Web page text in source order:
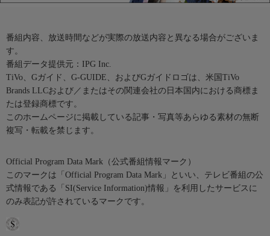
番組内容、放送時間などが実際の放送内容と異なる場合がございま
す。
番組データ提供元：IPG Inc.
TiVo、Gガイド、G-GUIDE、およびGガイドロゴは、米国TiVo
Brands LLCおよび／またはその関連会社の日本国内における商標ま
たは登録商標です。
このホームページに掲載している記事・写真等あらゆる素材の無断
複写・転載を禁じます。
Official Program Data Mark（公式番組情報マーク）
このマークは「Official Program Data Mark」といい、テレビ番組の公
式情報である「SI(Service Information)情報」を利用したサービスに
のみ表記が許されているマークです。